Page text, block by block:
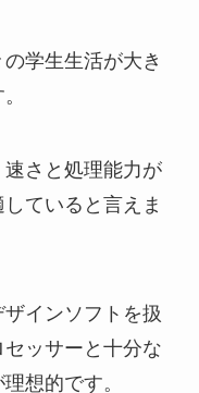
学生生活が大き
速さと処理能力が
ていると言えま
インソフトを扱
ッサーと十分な
想的です。